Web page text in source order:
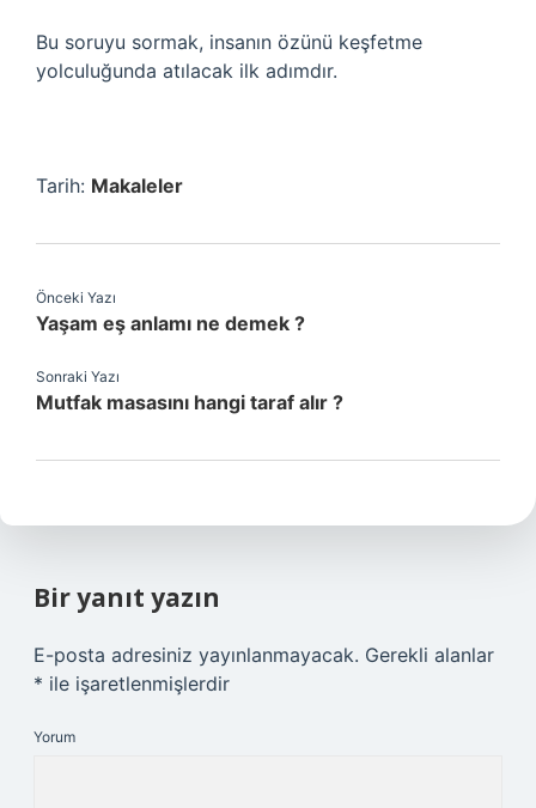
Bu soruyu sormak, insanın özünü keşfetme
yolculuğunda atılacak ilk adımdır.
Tarih: Makaleler
Önceki Yazı
Yaşam eş anlamı ne demek ?
Sonraki Yazı
Mutfak masasını hangi taraf alır ?
Bir yanıt yazın
E-posta adresiniz yayınlanmayacak. Gerekli alanlar
* ile işaretlenmişlerdir
Yorum